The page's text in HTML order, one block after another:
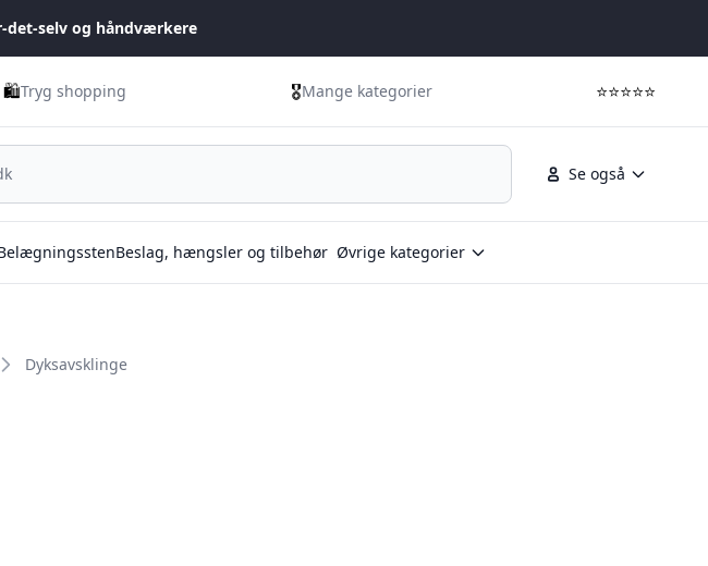
det-selv og håndværkere
🛍️Tryg shopping 🎖️Mange kategorier ⭐⭐⭐⭐⭐
Se også
Beslag, hængsler og tilbehør Øvrige kategorier
Dyksavsklinge